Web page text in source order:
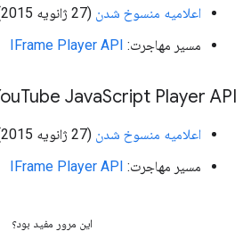
اعلامیه منسوخ شدن (27 ژانویه 2015)
مسیر مهاجرت: IFrame Player API
Tube JavaScript Player API
اعلامیه منسوخ شدن (27 ژانویه 2015)
مسیر مهاجرت: IFrame Player API
این مرور مفید بود؟